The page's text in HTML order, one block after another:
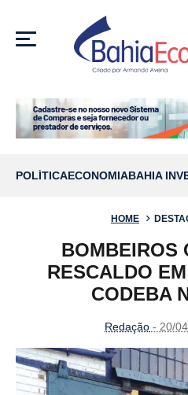
MENU
POLÍTICAECONOMIABAHIA
HOME
BOMBEIROS
RESCALDO
CODEBA
Redação - 20/